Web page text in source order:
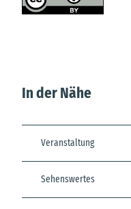
In der Nähe
Veranstaltung
Sehenswertes